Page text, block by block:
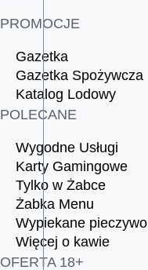
PROMOCJE
Gazetka
Gazetka Spożywcza
Katalog Lodowy
POLECANE
Wygodne Usługi
Karty Gamingowe
Tylko w Żabce
Żabka Menu
Wypiekane pieczywo
Więcej o kawie
OFERTA 18+